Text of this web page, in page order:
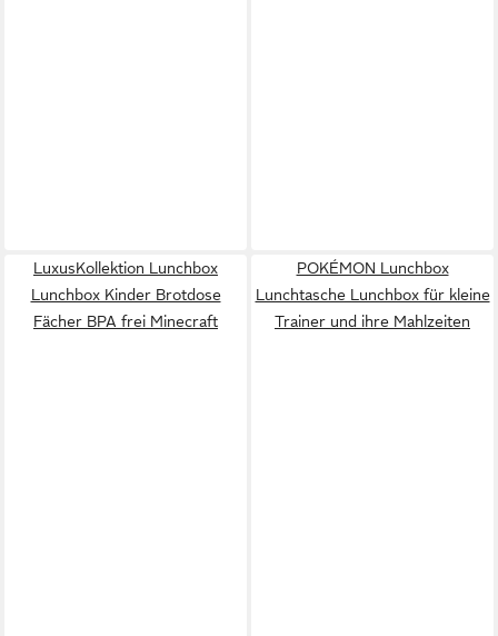
LuxusKollektion Lunchbox
Lunchbox Kinder Brotdose
Fächer BPA frei Minecraft
POKÉMON Lunchbox
Lunchtasche Lunchbox für kleine
Trainer und ihre Mahlzeiten